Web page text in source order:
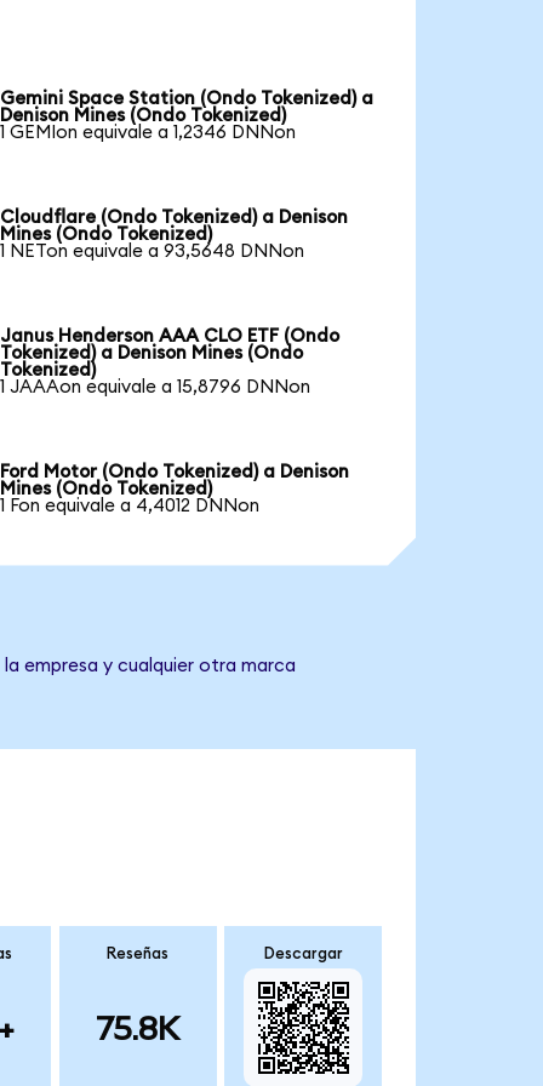
Gemini Space Station (Ondo Tokenized) a
Denison Mines (Ondo Tokenized)
1 GEMIon equivale a 1,2346 DNNon
Cloudflare (Ondo Tokenized) a Denison
Mines (Ondo Tokenized)
1 NETon equivale a 93,5648 DNNon
Janus Henderson AAA CLO ETF (Ondo
Tokenized) a Denison Mines (Ondo
Tokenized)
1 JAAAon equivale a 15,8796 DNNon
Ford Motor (Ondo Tokenized) a Denison
Mines (Ondo Tokenized)
1 Fon equivale a 4,4012 DNNon
empresa y cualquier otra marca
Reseñas
75.8K
Descargar